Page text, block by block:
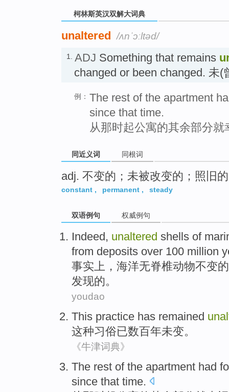
柯林斯英汉双解大词典
unaltered /ʌnˈɔːltəd/
1. ADJ Something that remains
changed or been changed. 未(
例： The rest of the apartment
since that time.
从那时起公寓的其余部分
同近义词 同根词
adj. 不变的；未被改变的；照旧的
constant , permanent , steady
双语例句 权威例句
Indeed , unaltered shells of
from deposits over 100 million
事实上 ， 海洋无脊椎动物不变的
发现的。
youdao
This practice has remained
这种习俗已数百年未变。
《牛津词典》
The rest of the apartment had
since that time.